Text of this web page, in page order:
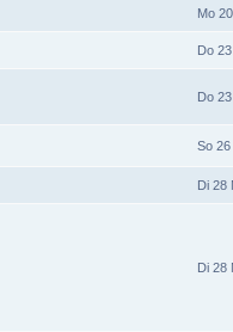
Mo
Do
Do
So
Di 28
Di 28